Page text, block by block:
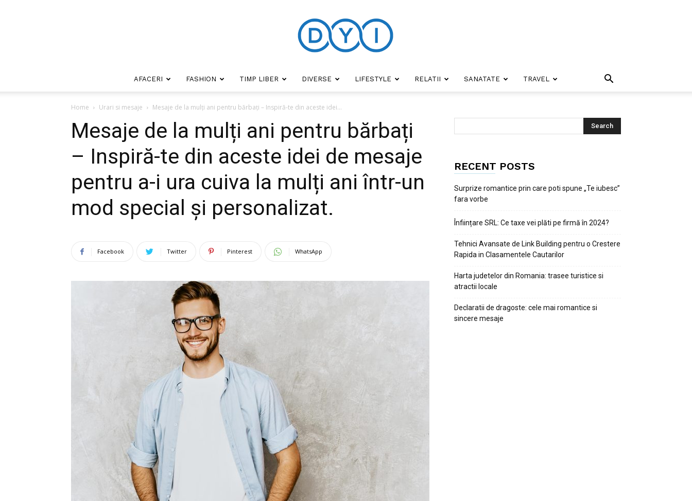
AFACERI FASHION TIMP LIBER DIVERSE LIFESTYLE RELATII SANATATE TRAVEL
Home Urari si mesaje Mesaje de la mulți ani pentru bărbați – Inspiră-te din aceste idei...
Mesaje de la mulți ani pentru bărbați
– Inspiră-te din aceste idei de mesaje
pentru a-i ura cuiva la mulți ani într-un
mod special și personalizat.
Facebook Twitter Pinterest WhatsApp
RECENT POSTS
Surprize romantice prin care poti spune „Te iubesc”
fara vorbe
Înființare SRL: Ce taxe vei plăti pe firmă în 2024?
Tehnici Avansate de Link Building pentru o Crestere
Rapida in Clasamentele Cautarilor
Harta judetelor din Romania: trasee turistice si
atractii locale
Declaratii de dragoste: cele mai romantice si
sincere mesaje